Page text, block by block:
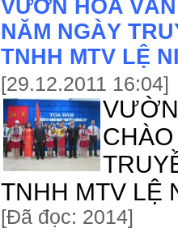
VƯỜN HOA
NĂM NGÀY
TNHH MTV LỆ
[29.12.2011 16:04]
TNHH MTV LỆ
[Đã đọc: 2014]